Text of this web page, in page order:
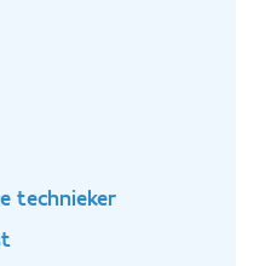
technieker